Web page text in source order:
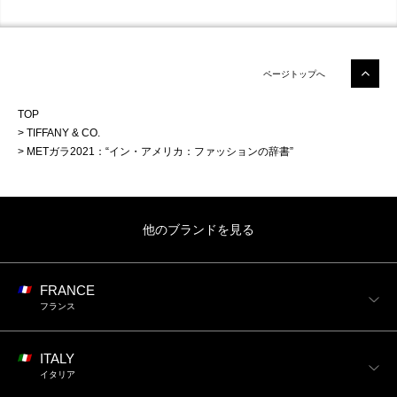
ページトップへ
TOP
TIFFANY & CO.
METガラ2021：“イン・アメリカ：ファッションの辞書”
他のブランドを見る
FRANCE
フランス
ITALY
イタリア